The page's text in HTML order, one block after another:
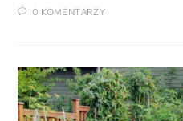
0 KOMENTARZY